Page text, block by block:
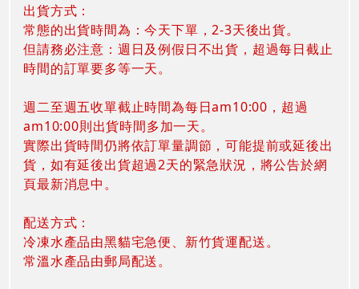
出貨方式：
常態的出貨時間為：今天下單，2-3天後出貨。
但請務必注意：週日及例假日不出貨，超過每日截止
時間的訂單要多等一天。
週二至週五收單截止時間為每日am10:00，超過
am10:00則出貨時間多加一天。
實際出貨時間仍將依訂單量調節，可能提前或延後出
貨，如有延後出貨超過2天的緊急狀況，將公告於網
頁最新消息中。
配送方式：
冷凍水產品由黑貓宅急便、新竹貨運配送。
常溫水產品由郵局配送。